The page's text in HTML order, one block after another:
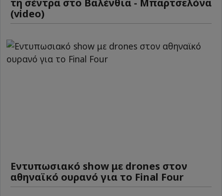
(video)
Εντυπωσιακό show με drones στον
αθηναϊκό ουρανό για το Final Four